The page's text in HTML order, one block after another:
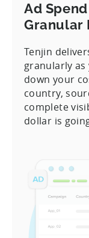
Ad
Granular
Tenjin
granularly as
down your
country,
complete
dollar is